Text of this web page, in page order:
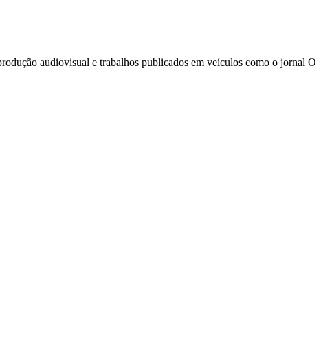
audiovisual e trabalhos publicados em veículos como o jornal O